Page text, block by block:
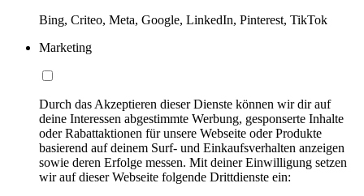
Bing, Criteo, Meta, Google, LinkedIn, Pinterest, TikTok
Marketing
Durch das Akzeptieren dieser Dienste können wir dir auf
deine Interessen abgestimmte Werbung, gesponserte Inhalte
oder Rabattaktionen für unsere Webseite oder Produkte
basierend auf deinem Surf- und Einkaufsverhalten anzeigen
sowie deren Erfolge messen. Mit deiner Einwilligung setzen
wir auf dieser Webseite folgende Drittdienste ein: